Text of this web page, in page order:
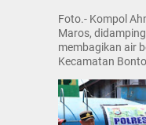
Foto.- Kompol
Maros,
membagikan air
Kecamatan